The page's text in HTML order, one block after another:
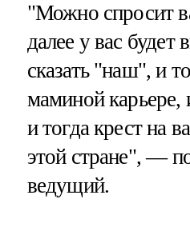
"Можно спросит
далее у вас будет
сказать "наш", и
маминой карьере,
и тогда крест на
этой стране", —
ведущий.